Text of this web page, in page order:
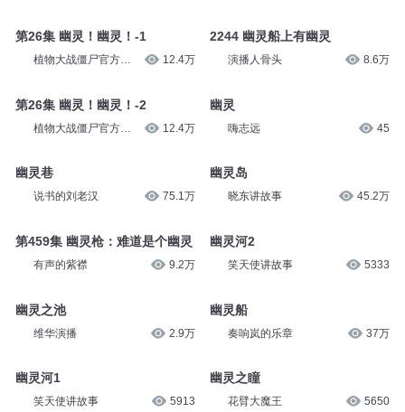
第26集 幽灵！幽灵！-1
植物大战僵尸官方频
12.4万
第26集 幽灵！幽灵！-2
植物大战僵尸官方频
12.4万
幽灵巷
说书的刘老汉 75.1万
第459集 幽灵枪：难道是个幽灵
有声的紫襟 9.2万
幽灵之池
维华演播 2.9万
幽灵河1
笑天使讲故事 5913
2244 幽灵船上有幽灵
演播人骨头 8.6万
幽灵
嗨志远 45
幽灵岛
晓东讲故事 45.2万
幽灵河2
笑天使讲故事 5333
幽灵船
奏响岚的乐章 37万
幽灵之瞳
花臂大魔王 5650